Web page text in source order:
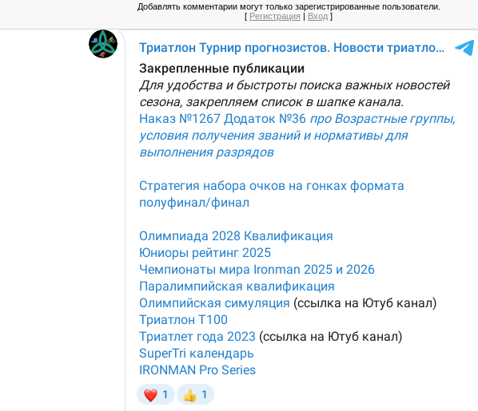
Добавлять комментарии могут только зарегистрированные пользователи.
[ Регистрация | Вход ]